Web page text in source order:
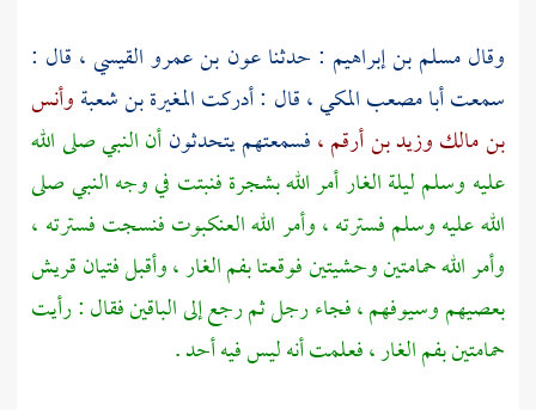
وقالمسلم بن إبراهيم : حدثناعون بن عمرو القيسي ، قال :
سمعتأبا مصعب المكي ،قال : أدركتالمغيرة بن شعبةوأنس
بن مالكوزيد بن أرقم ،فسمعتهم يتحدثونأن النبي صلى الله
عليه وسلم ليلة الغار أمر الله بشجرة فنبتت في وجه النبي صلى
الله عليه وسلم فسترته ، وأمر الله العنكبوت فنسجت فسترته ،
وأمر الله حمامتين وحشيتين فوقعتا بفم الغار ، وأقبل فتيانقريش
بعصيهم وسيوفهم ، فجاء رجل ثم رجع إلى الباقين فقال : رأيت
حمامتين بفم الغار ، فعلمت أنه ليس فيه أحد .